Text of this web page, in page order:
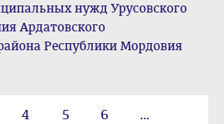
нужд Урусовского
Ардатовского
Республики Мордовия
4 5 6 ...